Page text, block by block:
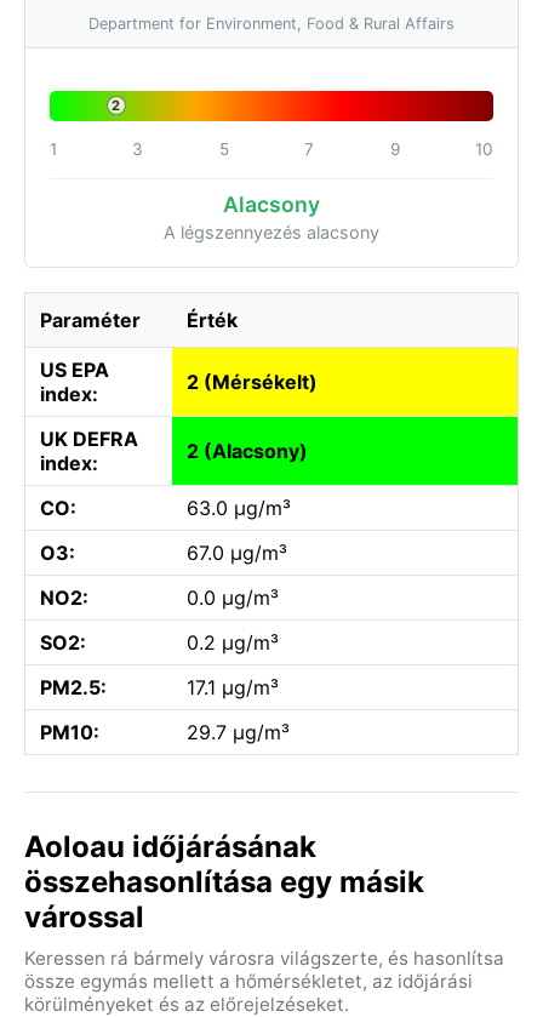
Department for Environment, Food & Rural Affairs
2
1 3 5 7 9 10
Alacsony
A légszennyezés alacsony
Paraméter Érték
US EPA
index:
2 (Mérsékelt)
UK DEFRA
index:
2 (Alacsony)
CO:
63.0 µg/m³
O3:
67.0 µg/m³
NO2:
0.0 µg/m³
SO2:
0.2 µg/m³
PM2.5:
17.1 µg/m³
PM10:
29.7 µg/m³
Aoloau időjárásának
összehasonlítása egy másik
várossal
Keressen rá bármely városra világszerte, és hasonlítsa
össze egymás mellett a hőmérsékletet, az időjárási
körülményeket és az előrejelzéseket.